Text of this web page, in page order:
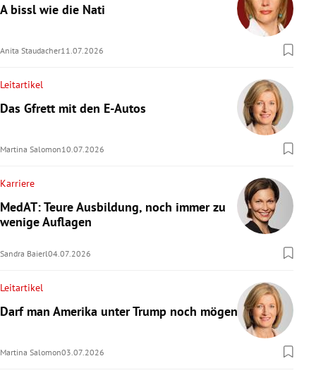
A bissl wie die Nati
Anita Staudacher11.07.2026
Leitartikel
Das Gfrett mit den E-Autos
Martina Salomon10.07.2026
Karriere
MedAT: Teure Ausbildung, noch immer zu
wenige Auflagen
Sandra Baierl04.07.2026
Leitartikel
Darf man Amerika unter Trump noch mögen?
Martina Salomon03.07.2026